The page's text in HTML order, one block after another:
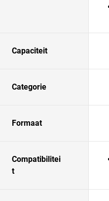
Capaciteit
Categorie
Formaat
Compatibilitei
t